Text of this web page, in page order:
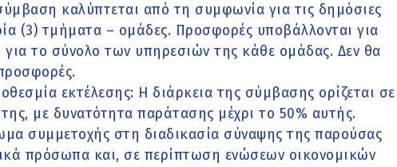
καλύπτεται από τη συμφωνία για τις δημόσιες
(3) τμήματα – ομάδες. Προσφορές υποβάλλονται για
για το σύνολο των υπηρεσιών της κάθε ομάδας. Δεν θα
εκτέλεσης: Η διάρκεια της σύμβασης ορίζεται σε
με δυνατότητα παράτασης μέχρι το 50% αυτής.
συμμετοχής στη διαδικασία σύναψης της παρούσας
πρόσωπα και, σε περίπτωση ενώσεων οικονομικών